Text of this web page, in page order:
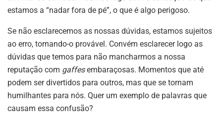
estamos a “nadar fora de pé”, o que é algo perigoso.
Se não esclarecemos as nossas dúvidas, estamos sujeitos
ao erro, tornando-o provável. Convém esclarecer logo as
dúvidas que temos para não mancharmos a nossa
reputação com gaffesembaraçosas. Momentos que até
podem ser divertidos para outros, mas que se tornam
humilhantes para nós. Quer um exemplo de palavras que
causam essa confusão?